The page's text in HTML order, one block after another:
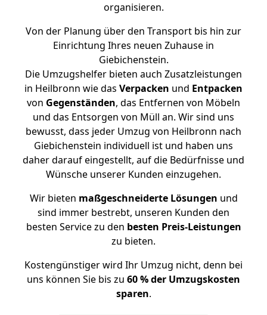
organisieren.
Von der Planung über den Transport bis hin zur
Einrichtung Ihres neuen Zuhause in
Giebichenstein.
Die Umzugshelfer bieten auch Zusatzleistungen
in Heilbronn wie das Verpacken und Entpacken
von Gegenständen, das Entfernen von Möbeln
und das Entsorgen von Müll an. Wir sind uns
bewusst, dass jeder Umzug von Heilbronn nach
Giebichenstein individuell ist und haben uns
daher darauf eingestellt, auf die Bedürfnisse und
Wünsche unserer Kunden einzugehen.
Wir bieten maßgeschneiderte Lösungen und
sind immer bestrebt, unseren Kunden den
besten Service zu den besten Preis-Leistungen
zu bieten.
Kostengünstiger wird Ihr Umzug nicht, denn bei
uns können Sie bis zu 60 % der Umzugskosten
sparen.